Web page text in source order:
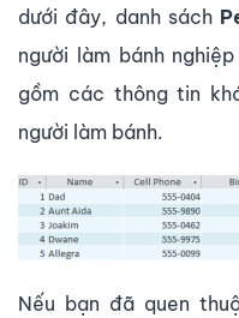
dưới đây, danh sách
người làm bánh
gồm các thông tin
người làm bánh.
Nếu bạn đã quen